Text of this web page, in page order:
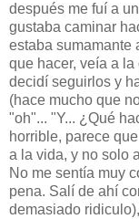
después me fuí a
gustaba caminar
estaba sumamante
que hacer, veía a
decidí seguirlos y
(hace mucho que
"oh"... "Y... ¿Qué
horrible, parece
a la vida, y no solo
No me sentía muy
pena. Salí de ahí
demasiado